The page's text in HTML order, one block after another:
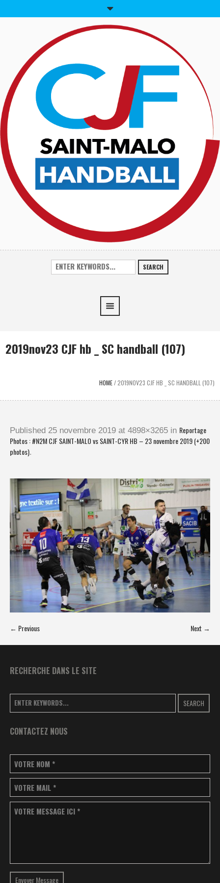
SEARCH
2019nov23 CJF hb _ SC handball (107)
HOME/2019NOV23 CJF HB _ SC HANDBALL (107)
Published 25 novembre 2019 at 4898×3265 in Reportage
Photos : #N2M CJF SAINT-MALO vs SAINT-CYR HB – 23 novembre 2019 (+200
photos).
← Previous Next →
RECHERCHE DANS LE SITE
SEARCH
CONTACTEZ NOUS
VOTRE NOM *
VOTRE MAIL *
VOTRE MESSAGE ICI *
Envoyer Message